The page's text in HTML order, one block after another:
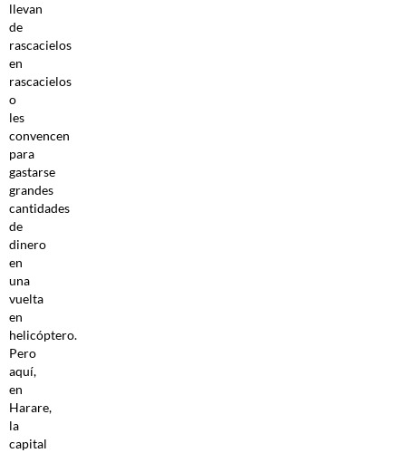
llevan
de
rascacielos
en
rascacielos
o
les
convencen
para
gastarse
grandes
cantidades
de
dinero
en
una
vuelta
en
helicóptero.
Pero
aquí,
en
Harare,
la
capital